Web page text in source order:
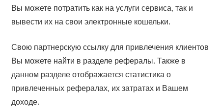
Вы можете потратить как на услуги сервиса, так и
вывести их на свои электронные кошельки.
Свою партнерскую ссылку для привлечения клиентов
Вы можете найти в разделе рефералы. Также в
данном разделе отображается статистика о
привлеченных рефералах, их затратах и Вашем
доходе.